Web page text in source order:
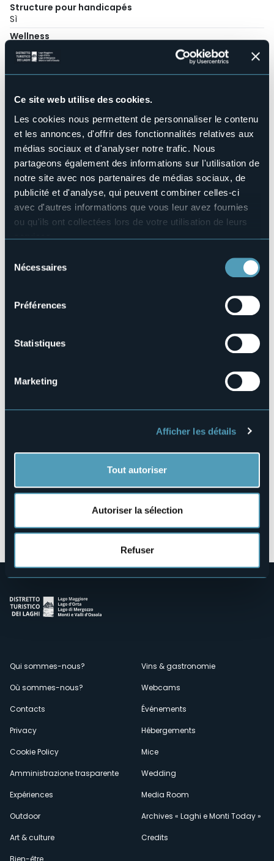
Ce site web utilise des cookies.
Les cookies nous permettent de personnaliser le contenu
et les annonces, d'offrir des fonctionnalités relatives aux
médias sociaux et d'analyser notre trafic. Nous
partageons également des informations sur l'utilisation de
notre site avec nos partenaires de médias sociaux, de
publicité et d'analyse, qui peuvent combiner celles-ci
avec d'autres informations que vous leur avez fournies
ou qu'ils ont collectées lors de votre utilisation de leurs
services.
manière de les gérer et de les supprimer,
cliquez ici
Nécessaires
Préférences
Statistiques
Marketing
Afficher les détails
Tout autoriser
Autoriser la sélection
Refuser
Structure pour handicapés
Sì
Wellness
Salles de conférences
No
Piscine
No
Animaux acceptés
Sì
Nombre d'appartements
6
Nombres de lits
18
E-mail
info@aqualago.it
Site Internet
Téléphone
103072-CIM-00008
Via Albertazzi, 19, Pallanza
Ouvrir la carte
Menù
secondario
Qui sommes-nous?
Où sommes-nous?
Contacts
Privacy
Cookie Policy
Amministrazione trasparente
Expériences
Outdoor
Art & culture
Bien-être
Vins & gastronomie
Webcams
Événements
Hébergements
Mice
Wedding
Media Room
Archives « Laghi e Monti Today »
Credits